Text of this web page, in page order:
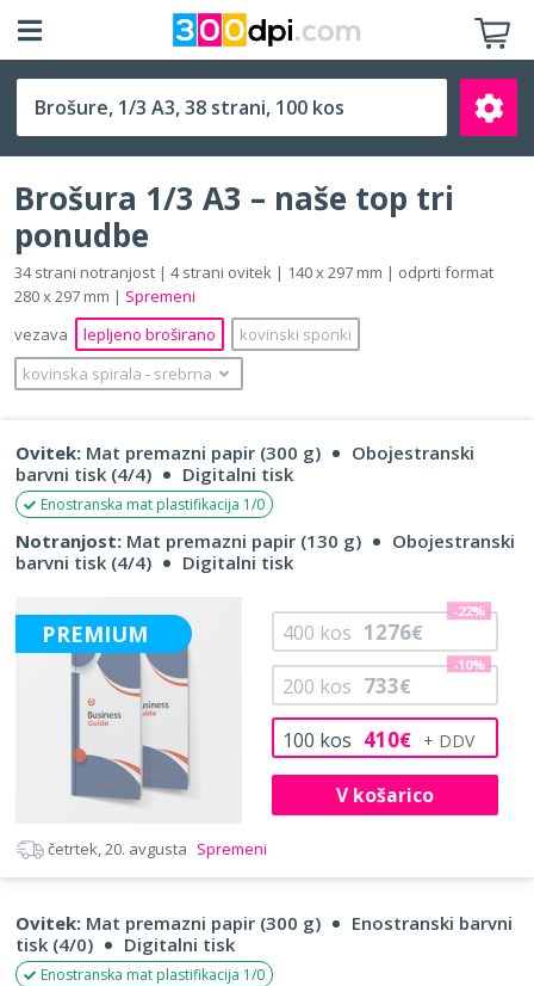
1/3 A3 (140 x 297 mm)
Išči
Brošura 1/3 A3 – naše top tri
ponudbe
34 strani notranjost | 4 strani ovitek | 140 x 297 mm | odprti format
280 x 297 mm | Spremeni
vezava
lepljeno broširano
kovinski sponki
kovinska spirala ‐ srebrna
Ovitek: Mat premazni papir (300 g)
Obojestranski
barvni tisk (4/4)
Digitalni tisk
Enostranska mat plastifikacija 1/0
Notranjost: Mat premazni papir (130 g)
Obojestranski
barvni tisk (4/4)
Digitalni tisk
PREMIUM
100 kos 410€
200 kos 733€
-10%
400 kos 1276€
-22%
V košarico
četrtek, 20. avgusta Spremeni
Ovitek: Mat premazni papir (300 g)
Enostranski barvni
tisk (4/0)
Digitalni tisk
Enostranska mat plastifikacija 1/0